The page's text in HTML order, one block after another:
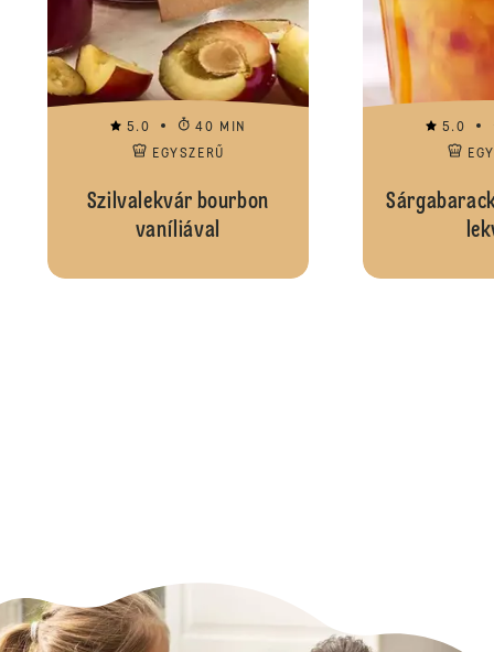
5.0
40 MIN
EGYSZERŰ
Szilvalekvár bourbon
vaníliával
5.0